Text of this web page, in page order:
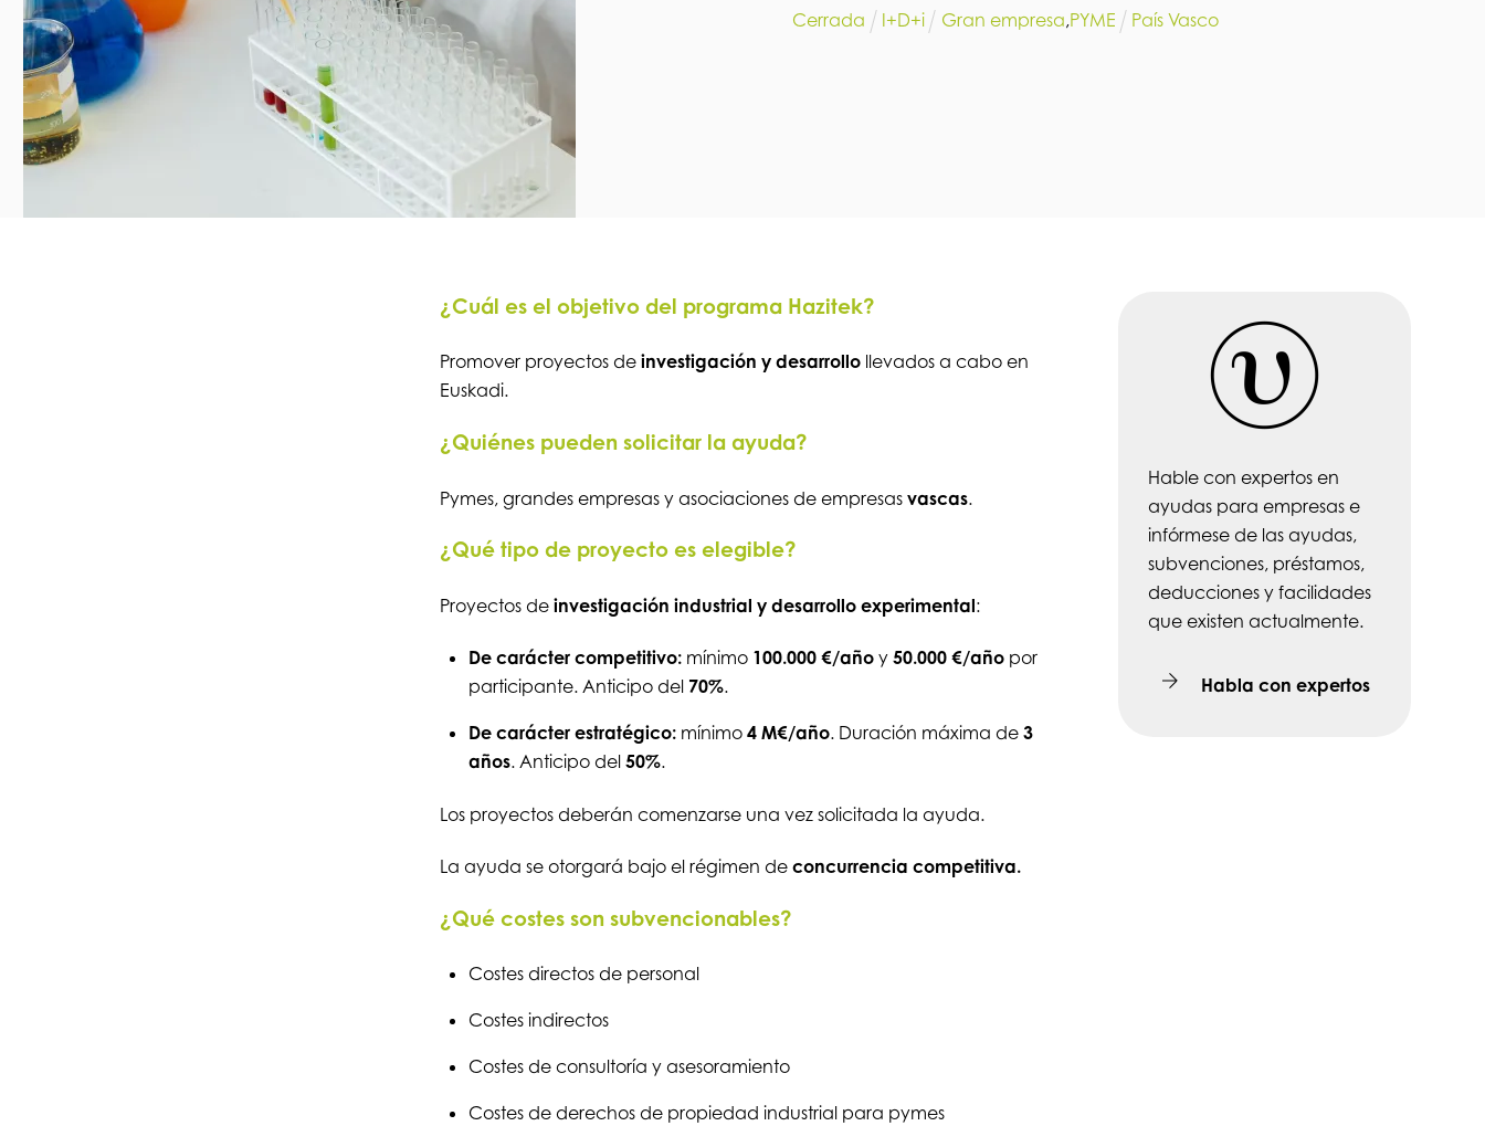
Cerrada I+D+i Gran empresa,PYME País Vasco
¿Cuál es el objetivo del programa Hazitek?
Promover proyectos de investigación y desarrollollevados a cabo en
Euskadi.
¿Quiénes pueden solicitar la ayuda?
Pymes, grandes empresas y asociaciones de empresas vascas.
¿Qué tipo de proyecto es elegible?
Proyectos de investigación industrial y desarrollo experimental:
De carácter competitivo:mínimo 100.000 €/añoy 50.000 €/añopor
participante. Anticipo del 70%.
De carácter estratégico:mínimo 4 M€/año. Duración máxima de 3
años. Anticipo del 50%.
Los proyectos deberán comenzarse una vez solicitada la ayuda.
La ayuda se otorgará bajo el régimen de concurrencia competitiva.
¿Qué costes son subvencionables?
Costes directos de personal
Costes indirectos
Costes de consultoría y asesoramiento
Costes de derechos de propiedad industrial para pymes
Hable con expertos en
ayudas para empresas e
infórmese de las ayudas,
subvenciones, préstamos,
deducciones y facilidades
que existen actualmente.
Habla con expertos